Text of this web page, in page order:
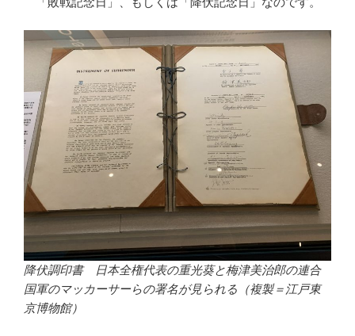
降伏調印書 日本全権代表の重光葵と梅津美治郎の連合
国軍のマッカーサーらの署名が見られる（複製＝江戸東
京博物館）